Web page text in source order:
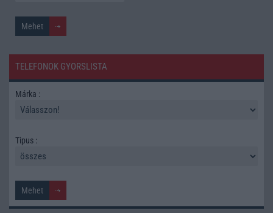
TELEFONOK GYORSLISTA
Márka :
Tipus :